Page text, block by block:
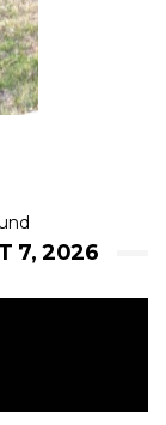
7, 2026